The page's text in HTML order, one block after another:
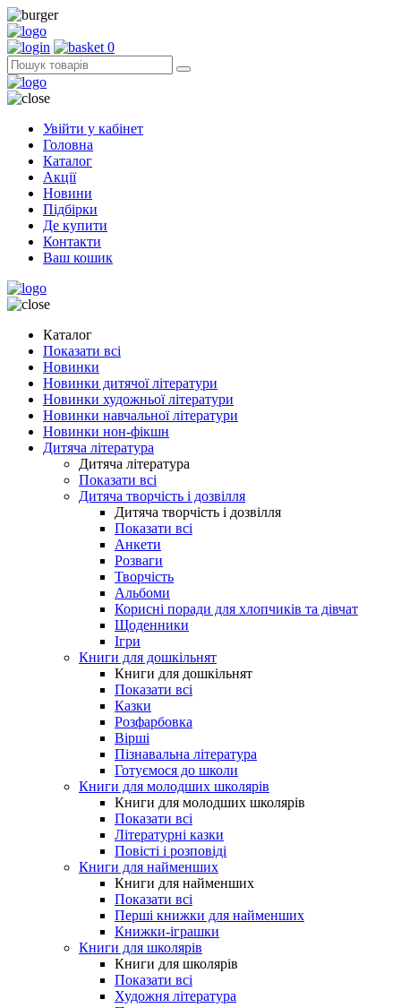
0
Увійти у кабінет
Головна
Каталог
Акції
Новини
Підбірки
Де купити
Контакти
Ваш кошик
Каталог
Показати всі
Новинки
Новинки дитячої літератури
Новинки художньої літератури
Новинки навчальної літератури
Новинки нон-фікшн
Дитяча література
Дитяча література
Показати всі
Дитяча творчість і дозвілля
Дитяча творчість і дозвілля
Показати всі
Анкети
Розваги
Творчість
Альбоми
Корисні поради для хлопчиків та дівчат
Щоденники
Ігри
Книги для дошкільнят
Книги для дошкільнят
Показати всі
Казки
Розфарбовка
Вірші
Пізнавальна література
Готуємося до школи
Книги для молодших школярів
Книги для молодших школярів
Показати всі
Літературні казки
Повісті і розповіді
Книги для найменших
Книги для найменших
Показати всі
Перші книжки для найменших
Книжки-іграшки
Книги для школярів
Книги для школярів
Показати всі
Художня література